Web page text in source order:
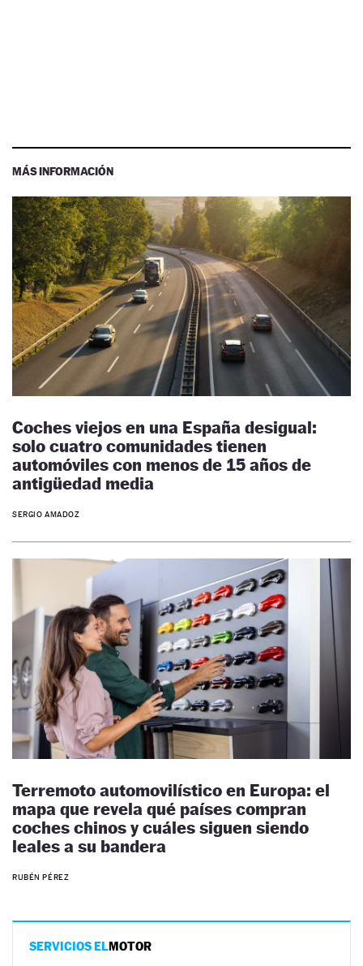
MÁS INFORMACIÓN
Coches viejos en una España desigual:
solo cuatro comunidades tienen
automóviles con menos de 15 años de
antigüedad media
SERGIO AMADOZ
Terremoto automovilístico en Europa: el
mapa que revela qué países compran
coches chinos y cuáles siguen siendo
leales a su bandera
RUBÉN PÉREZ
SERVICIOS ELMOTOR